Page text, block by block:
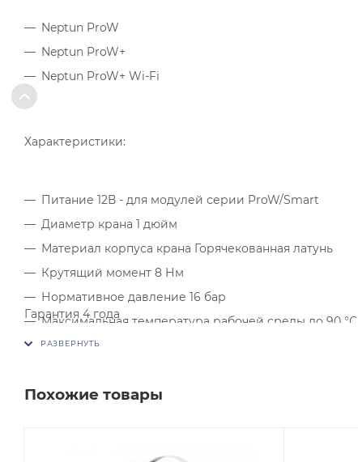
Neptun ProW
Neptun ProW+
Neptun ProW+ Wi-Fi
Характеристики:
Питание 12В - для модулей серии ProW/Smart
Диаметр крана 1 дюйм
Материал корпуса крана Горячекованная латунь
Крутящий момент 8 Нм
Нормативное давление 16 бар
Максимальная температура рабочей среды до 90 °С
Степень защиты IP64
Гарантия 4 года
Похожие товары